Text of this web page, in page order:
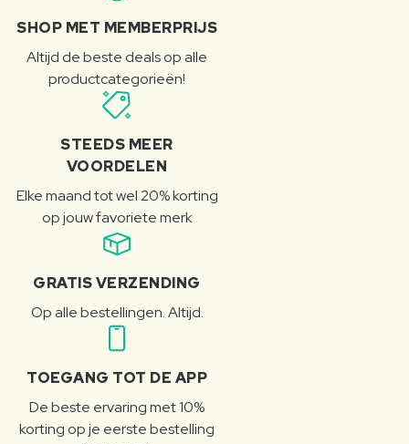
SHOP MET MEMBERPRIJS
Altijd de beste deals op alle
productcategorieën!
STEEDS MEER
VOORDELEN
Elke maand tot wel 20% korting
op jouw favoriete merk
GRATIS VERZENDING
Op alle bestellingen. Altijd.
TOEGANG TOT DE APP
De beste ervaring met 10%
korting op je eerste bestelling